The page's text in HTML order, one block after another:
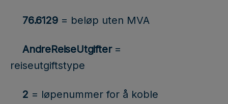
76.6129= beløp uten MVA
AndreReiseUtgifter=
reiseutgiftstype
2 = løpenummer for å koble